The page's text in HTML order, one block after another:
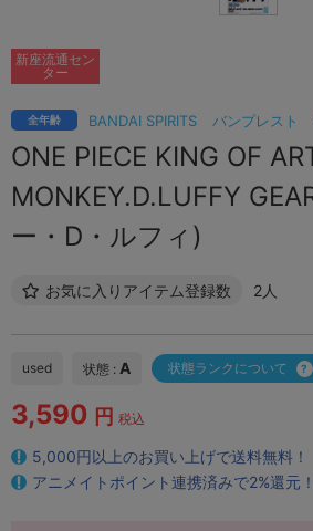
BANDAI SPIRITS バンプレスト
全年齢
ONE PIECE KING OF
MONKEY.D.LUFFY
ー・D・ルフィ)
お気に入りアイテム登録数 2人
新座流通セン
ター
used 状態 : A 状態ランクについて
3,590 円 税込
5,000円以上のお買い上げで送料無料！
アニメイトポイント連携済みで2%還元！